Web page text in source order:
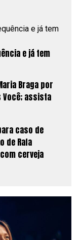
e já tem
Braga por
Você; assista
caso de
de Rafa
cerveja